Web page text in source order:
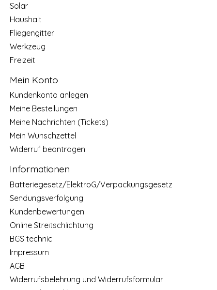
Solar
Haushalt
Fliegengitter
Werkzeug
Freizeit
Mein Konto
Kundenkonto anlegen
Meine Bestellungen
Meine Nachrichten (Tickets)
Mein Wunschzettel
Widerruf beantragen
Informationen
Batteriegesetz/ElektroG/Verpackungsgesetz
Sendungsverfolgung
Kundenbewertungen
Online Streitschlichtung
BGS technic
Impressum
AGB
Widerrufsbelehrung und Widerrufsformular